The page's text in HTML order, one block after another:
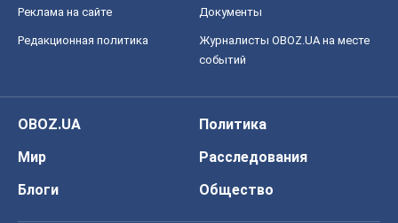
Реклама на сайте Документы
Редакционная политика
Журналисты OBOZ.UA на месте
событий
OBOZ.UA
Политика
Мир
Расследования
Блоги
Общество